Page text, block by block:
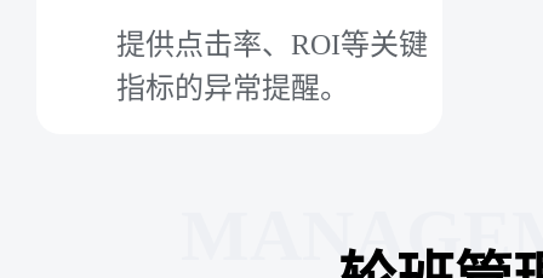
提供点击率、ROI等关键
指标的异常提醒。